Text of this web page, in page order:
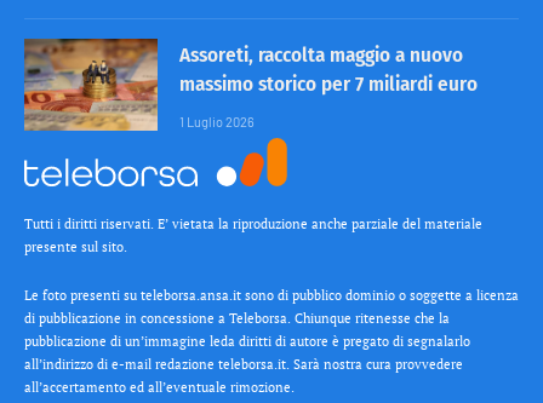
Assoreti, raccolta maggio a nuovo
massimo storico per 7 miliardi euro
1 Luglio 2026
Tutti i diritti riservati. E’ vietata la riproduzione anche parziale del materiale
presente sul sito.
Le foto presenti su teleborsa.ansa.it sono di pubblico dominio o soggette a licenza
di pubblicazione in concessione a Teleborsa. Chiunque ritenesse che la
pubblicazione di un’immagine leda diritti di autore è pregato di segnalarlo
all’indirizzo di e-mail redazione teleborsa.it. Sarà nostra cura provvedere
all’accertamento ed all’eventuale rimozione.